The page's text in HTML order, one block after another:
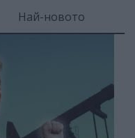
Най-новото